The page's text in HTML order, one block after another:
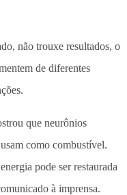
não trouxe resultados, o
de diferentes
que neurônios
como combustível.
pode ser restaurada
à imprensa.